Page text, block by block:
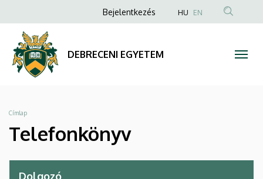
Telefonkönyv
DEBRECENI
EGYETEM
a
tartalomra
Anonim
menüje
Bejelentkezés HU EN
DEBRECENI EGYETEM
Morzsa
Címlap
Telefonkönyv